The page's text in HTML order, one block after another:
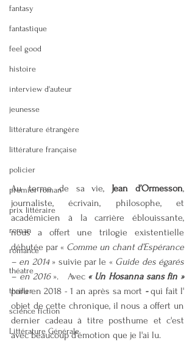
fantasy
fantastique
feel good
histoire
interview d'auteur
jeunesse
littérature étrangère
littérature française
policier
premier roman
prix littéraire
roman
romance
théatre
thriller
science fiction
Littérature Générale
Au terme de sa vie, Jean d’Ormesson,
journaliste, écrivain, philosophe, et
académicien à la carrière éblouissante,
nous a offert une trilogie existentielle
débutée par « Comme un chant d’Espérance
– en 2014 » suivie par le « Guide des égarés
– en 2016 ».   Avec
« Un Hosanna sans fin »
paru en 2018 - 1 an après sa mort - qui fait l'
objet de cette chronique, il nous a offert un
dernier cadeau à titre posthume et c'est
avec beaucoup d'émotion que je l'ai lu.